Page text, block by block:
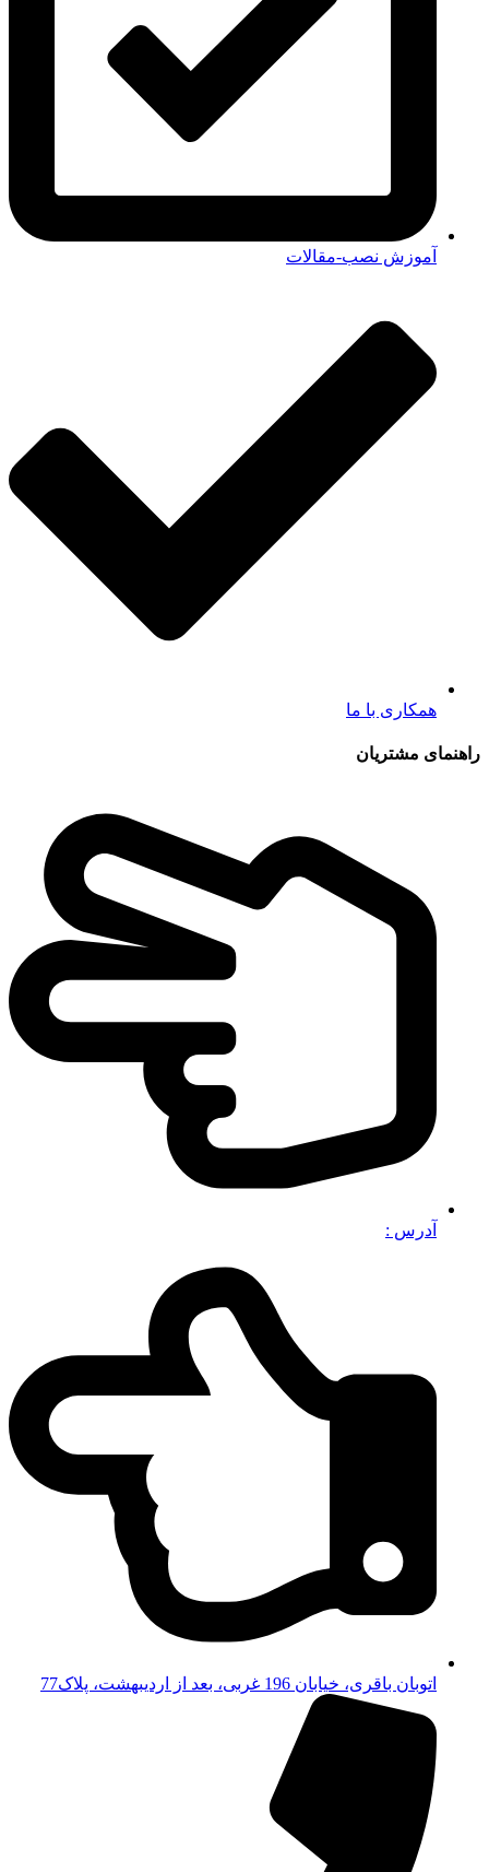
آموزش نصب-مقالات
همکاری با ما
راهنمای مشتریان
آدرس :
اتوبان باقری، خیابان 196 غربی، بعد از اردیبهشت، پلاک77